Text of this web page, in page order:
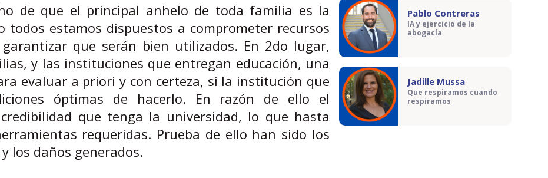
de que el principal anhelo de toda familia es la
todos estamos dispuestos a comprometer recursos
que serán bien utilizados. En 2do lugar,
y las instituciones que entregan educación, una
evaluar a priori y con certeza, si la institución que
óptimas de hacerlo. En razón de ello el
que tenga la universidad, lo que hasta
requeridas. Prueba de ello han sido los
los daños generados.
Pablo Contreras
IA y ejercicio de la
abogacía
Jadille Mussa
Que respiramos cuando
respiramos